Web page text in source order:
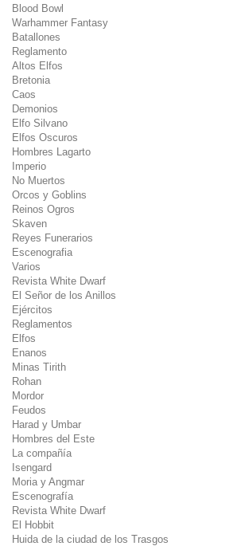
Blood Bowl
Warhammer Fantasy
Batallones
Reglamento
Altos Elfos
Bretonia
Caos
Demonios
Elfo Silvano
Elfos Oscuros
Hombres Lagarto
Imperio
No Muertos
Orcos y Goblins
Reinos Ogros
Skaven
Reyes Funerarios
Escenografia
Varios
Revista White Dwarf
El Señor de los Anillos
Ejércitos
Reglamentos
Elfos
Enanos
Minas Tirith
Rohan
Mordor
Feudos
Harad y Umbar
Hombres del Este
La compañía
Isengard
Moria y Angmar
Escenografía
Revista White Dwarf
El Hobbit
Huida de la ciudad de los Trasgos